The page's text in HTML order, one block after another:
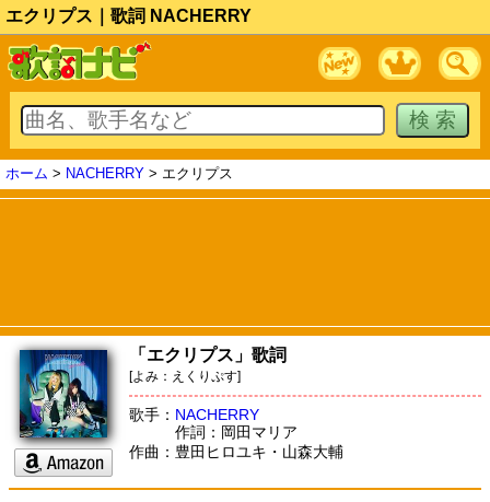
エクリプス｜歌詞 NACHERRY
ホーム > NACHERRY > エクリプス
「エクリプス」歌詞
[よみ：えくりぷす]
歌手： NACHERRY
作詞：岡田マリア
作曲：豊田ヒロユキ・山森大輔